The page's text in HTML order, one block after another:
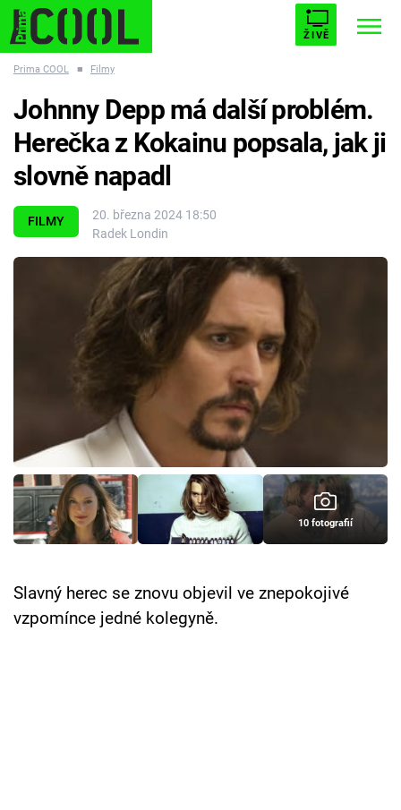
ŽIVĚ
ESCAPE PLNEJ KOTEL AVENGERS 5
Témata
Cool Esport
Pořady
TV Program
Přihlášení
Prima COOL ■ Filmy
FILMY
20. března 2024 18:50
Radek Londin
Johnny Depp má další problém.
Herečka z Kokainu popsala, jak ji
slovně napadl
10 fotografií
Slavný herec se znovu objevil ve znepokojivé
vzpomínce jedné kolegyně.